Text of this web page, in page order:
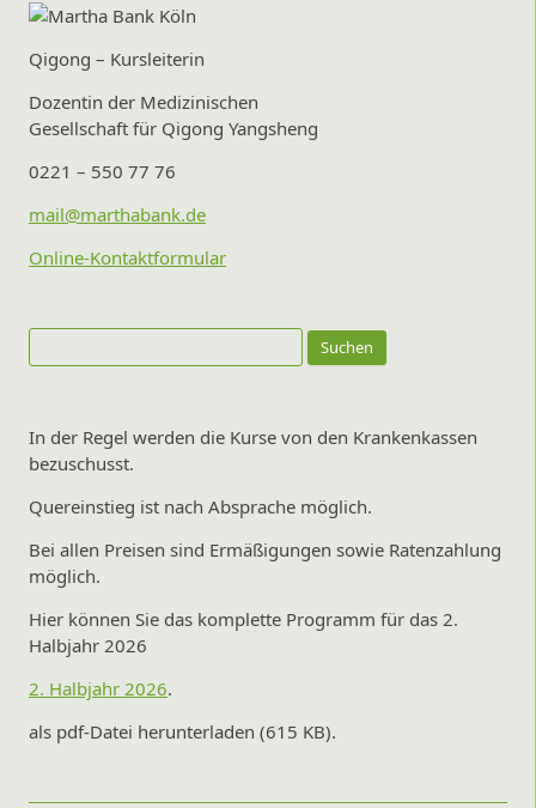
Qigong – Kursleiterin
Dozentin der Medizinischen
Gesellschaft für Qigong Yangsheng
0221 – 550 77 76
mail@marthabank.de
Online-Kontaktformular
nach:
In der Regel werden die Kurse von den Krankenkassen
bezuschusst.
Quereinstieg ist nach Absprache möglich.
Bei allen Preisen sind Ermäßigungen sowie Ratenzahlung
möglich.
Hier können Sie das komplette Programm für das 2.
Halbjahr 2026
2. Halbjahr 2026.
als pdf-Datei herunterladen (615 KB).